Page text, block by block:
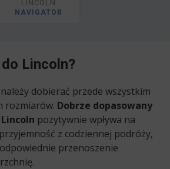
LINCOLN
NAVIGATOR
Lincoln?
dobierać przede wszystkim
rozmiarów. Dobrze dopasowany
pozytywnie wpływa na
z codziennej podróży,
przenoszenie